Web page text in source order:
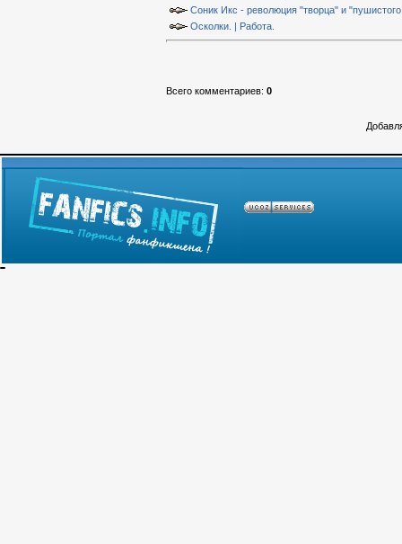
Соник Икс - революция "творца" и
Осколки. | Работа.
Всего комментариев: 0